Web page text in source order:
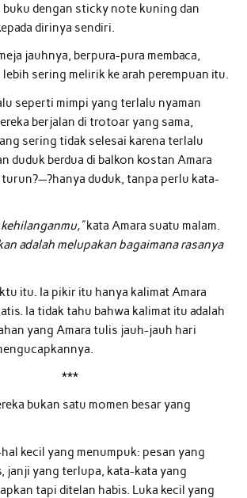
dengan sticky note kuning dan
dirinya sendiri.
jauhnya, berpura-pura membaca,
lebih sering melirik ke arah perempuan itu.
seperti mimpi yang terlalu nyaman
berjalan di trotoar yang sama,
sering tidak selesai karena terlalu
duduk berdua di balkon kostan Amara
duduk, tanpa perlu kata-
kata Amara suatu malam.
adalah melupakan bagaimana rasanya
itu. Ia pikir itu hanya kalimat Amara
Ia tidak tahu bahwa kalimat itu adalah
yang Amara tulis jauh-jauh hari
***
bukan satu momen besar yang
kecil yang menumpuk: pesan yang
janji yang terlupa, kata-kata yang
tapi ditelan habis. Luka kecil yang